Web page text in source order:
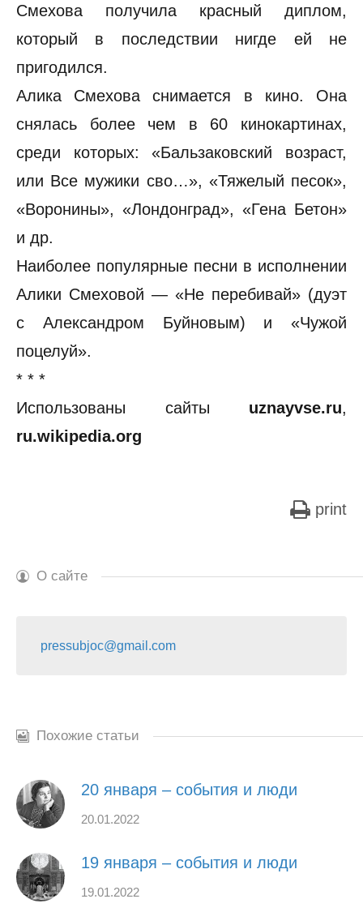
Смехова получила красный диплом,
который в последствии нигде ей не
пригодился.
Алика Смехова снимается в кино. Она
снялась более чем в 60 кинокартинах,
среди которых: «Бальзаковский возраст,
или Все мужики сво…», «Тяжелый песок»,
«Воронины», «Лондонград», «Гена Бетон»
и др.
Наиболее популярные песни в исполнении
Алики Смеховой — «Не перебивай» (дуэт
с Александром Буйновым) и «Чужой
поцелуй».
* * *
Использованы сайты uznayvse.ru,
ru.wikipedia.org
print
О сайте
pressubjoc@gmail.com
Похожие статьи
20 января – события и люди
20.01.2022
19 января – события и люди
19.01.2022